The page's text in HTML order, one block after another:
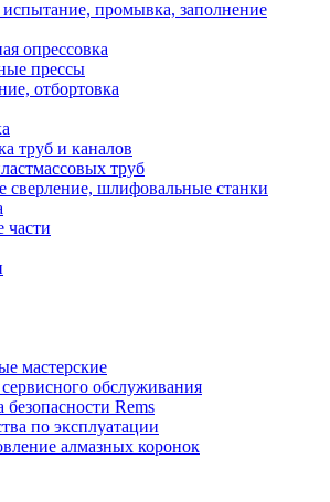
промывка, заполнение
опрессовка
прессы
отбортовка
труб и каналов
труб
сверление, шлифовальные станки
части
мастерские
обслуживания
безопасности Rems
по эксплуатации
алмазных коронок